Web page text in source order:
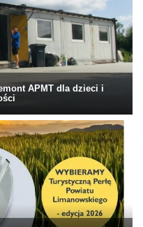
APMT dla dzieci i